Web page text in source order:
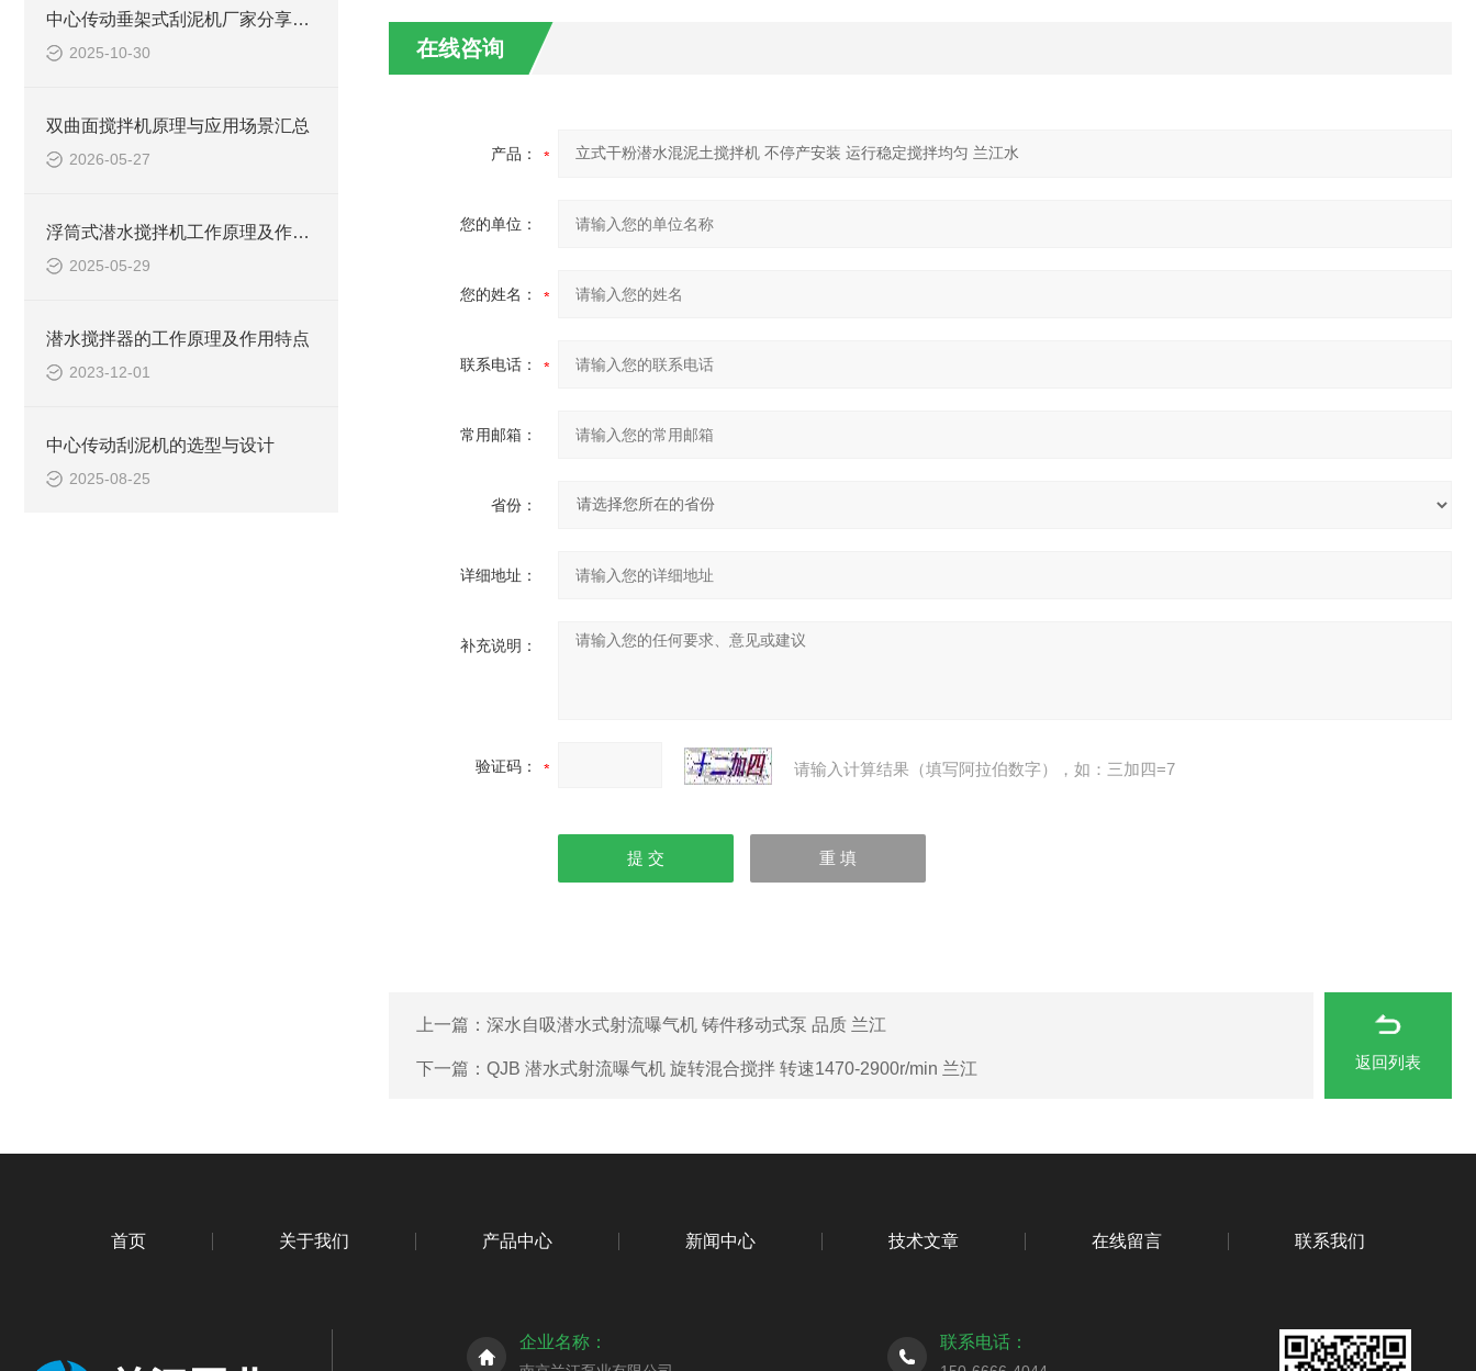
中心传动垂架式刮泥机厂家分享其用途及特点
2025-10-30
双曲面搅拌机原理与应用场景汇总
2026-05-27
浮筒式潜水搅拌机工作原理及作用特点、安装图、CAD结构图
2025-05-29
潜水搅拌器的工作原理及作用特点
2023-12-01
中心传动刮泥机的选型与设计
2025-08-25
在线咨询
产品：
您的单位：
您的姓名：
联系电话：
常用邮箱：
省份：
详细地址：
补充说明：
验证码： 请输入计算结果（填写阿拉伯数字），如：三加四=7
上一篇： 深水自吸潜水式射流曝气机 铸件移动式泵 品质 兰江
下一篇： QJB 潜水式射流曝气机 旋转混合搅拌 转速1470-2900r/min 兰江 返回列表
首页 关于我们 产品中心 新闻中心 技术文章 在线留言 联系我们
企业名称： 联系电话：